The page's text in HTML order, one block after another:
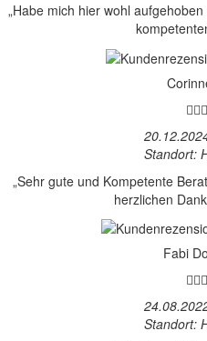
„Habe mich hier wohl
Standort:
„Sehr gute und Kompetente
herzlichen
Fabi
Standort: